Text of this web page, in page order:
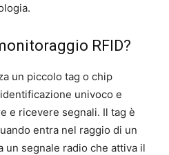
RFID?
un piccolo tag o chip
univoco e
e ricevere segnali. Il tag è
entra nel raggio di un
un segnale radio che attiva il